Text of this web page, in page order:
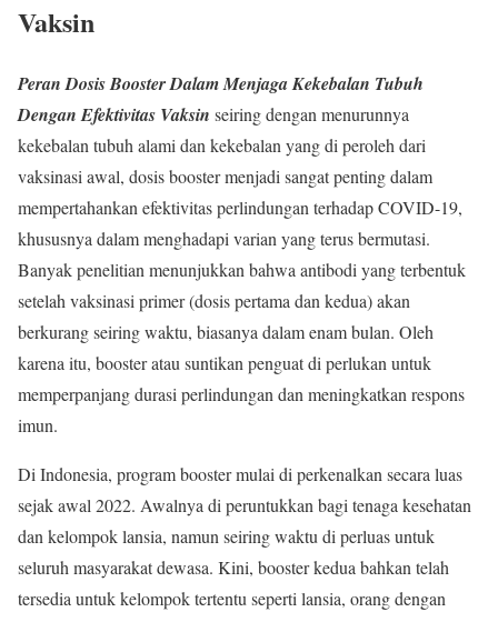
Vaksin
Peran Dosis Booster Dalam Menjaga Kekebalan Tubuh
Dengan Efektivitas Vaksin seiring dengan menurunnya
kekebalan tubuh alami dan kekebalan yang di peroleh dari
vaksinasi awal, dosis booster menjadi sangat penting dalam
mempertahankan efektivitas perlindungan terhadap COVID-19,
khususnya dalam menghadapi varian yang terus bermutasi.
Banyak penelitian menunjukkan bahwa antibodi yang terbentuk
setelah vaksinasi primer (dosis pertama dan kedua) akan
berkurang seiring waktu, biasanya dalam enam bulan. Oleh
karena itu, booster atau suntikan penguat di perlukan untuk
memperpanjang durasi perlindungan dan meningkatkan respons
imun.
Di Indonesia, program booster mulai di perkenalkan secara luas
sejak awal 2022. Awalnya di peruntukkan bagi tenaga kesehatan
dan kelompok lansia, namun seiring waktu di perluas untuk
seluruh masyarakat dewasa. Kini, booster kedua bahkan telah
tersedia untuk kelompok tertentu seperti lansia, orang dengan